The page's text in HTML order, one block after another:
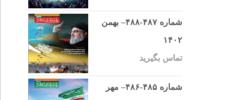
شماره ۴۸۷-۴۸۸– بهمن
۱۴۰۲
تماس بگیرید
شماره ۴۸۵-۴۸۶– مهر